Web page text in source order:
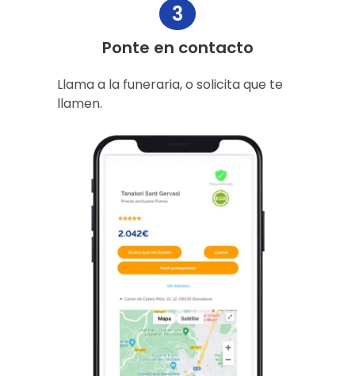
3
Ponte en contacto
Llama a la funeraria, o solicita que te
llamen.